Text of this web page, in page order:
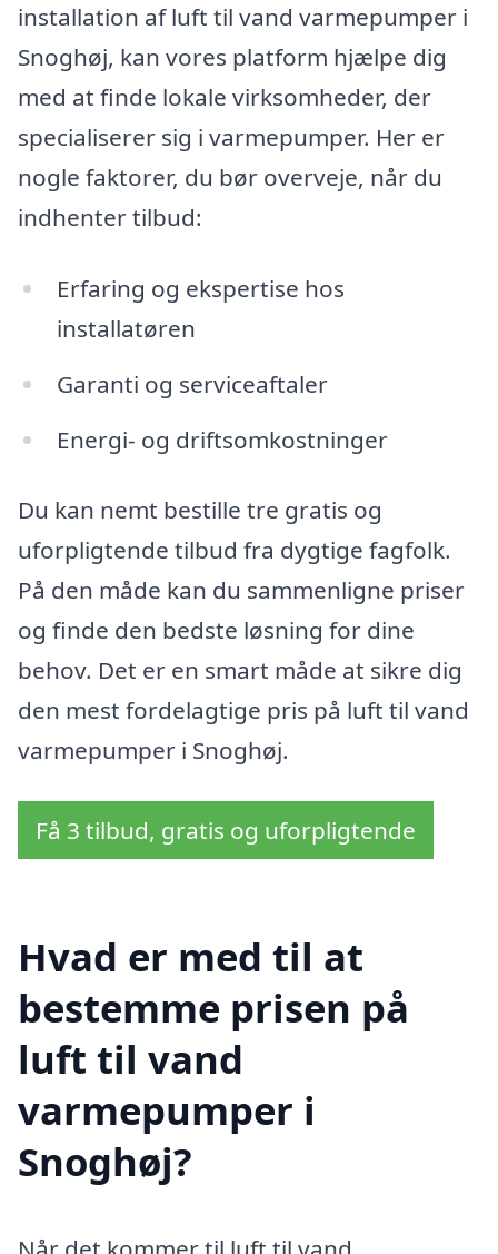
installation af luft til vand varmepumper i
Snoghøj, kan vores platform hjælpe dig
med at finde lokale virksomheder, der
specialiserer sig i varmepumper. Her er
nogle faktorer, du bør overveje, når du
indhenter tilbud:
Erfaring og ekspertise hos
installatøren
Garanti og serviceaftaler
Energi- og driftsomkostninger
Du kan nemt bestille tre gratis og
uforpligtende tilbud fra dygtige fagfolk.
På den måde kan du sammenligne priser
og finde den bedste løsning for dine
behov. Det er en smart måde at sikre dig
den mest fordelagtige pris på luft til vand
varmepumper i Snoghøj.
Få 3 tilbud, gratis og uforpligtende
Hvad er med til at
bestemme prisen på
luft til vand
varmepumper i
Snoghøj?